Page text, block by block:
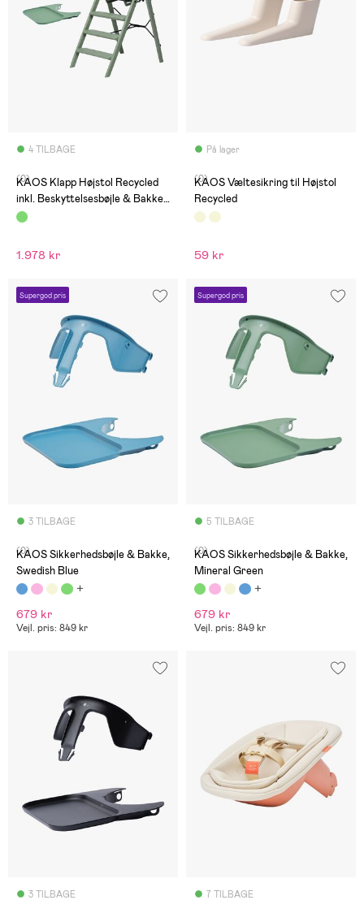
4 TILBAGE
(0)
KAOS Klapp Højstol Recycled
inkl. Beskyttelsesbøjle & Bakke,
Mineral Green/Mineral Green
1.978 kr
På lager
(0)
KAOS Væltesikring til Højstol
Recycled
59 kr
Supergod pris
3 TILBAGE
(0)
KAOS Sikkerhedsbøjle & Bakke,
Swedish Blue
679 kr
Vejl. pris: 849 kr
Supergod pris
5 TILBAGE
(0)
KAOS Sikkerhedsbøjle & Bakke,
Mineral Green
679 kr
Vejl. pris: 849 kr
3 TILBAGE 7 TILBAGE